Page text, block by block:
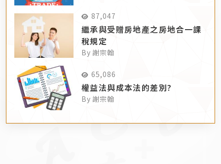
87,047
繼承與受贈房地產之房地合一課
稅規定
By 謝宗翰
65,086
權益法與成本法的差別?
By 謝宗翰